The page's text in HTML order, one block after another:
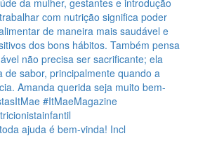
ajuda é bem-vinda! Incl